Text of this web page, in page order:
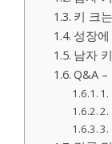
키 크
성장
남자
Q&A –
1.
2.
3.